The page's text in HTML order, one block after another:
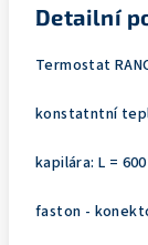
Detailní
Termostat
konstatntní
kapilára: L =
faston -